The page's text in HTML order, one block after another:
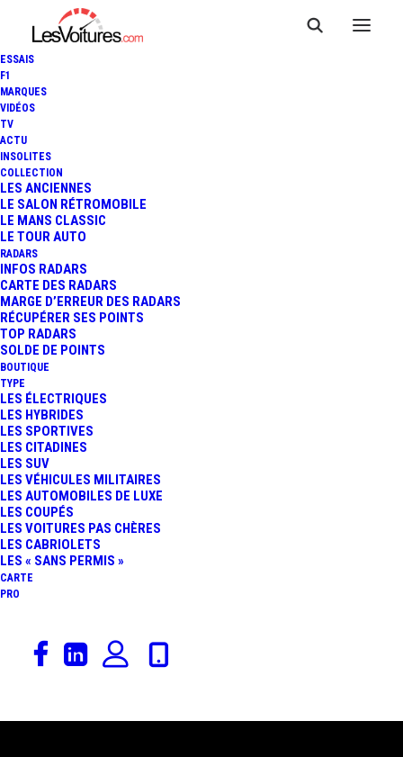
ESSAIS
F1
MARQUES
VIDÉOS
TV
ACTU
INSOLITES
COLLECTION
LES ANCIENNES
LE SALON RÉTROMOBILE
LE MANS CLASSIC
LE TOUR AUTO
RADARS
INFOS RADARS
CARTE DES RADARS
MARGE D’ERREUR DES RADARS
RÉCUPÉRER SES POINTS
TOP RADARS
SOLDE DE POINTS
BOUTIQUE
TYPE
LES ÉLECTRIQUES
LES HYBRIDES
LES SPORTIVES
LES CITADINES
LES SUV
LES VÉHICULES MILITAIRES
LES AUTOMOBILES DE LUXE
LES COUPÉS
LES VOITURES PAS CHÈRES
LES CABRIOLETS
LES « SANS PERMIS »
CARTE
PRO